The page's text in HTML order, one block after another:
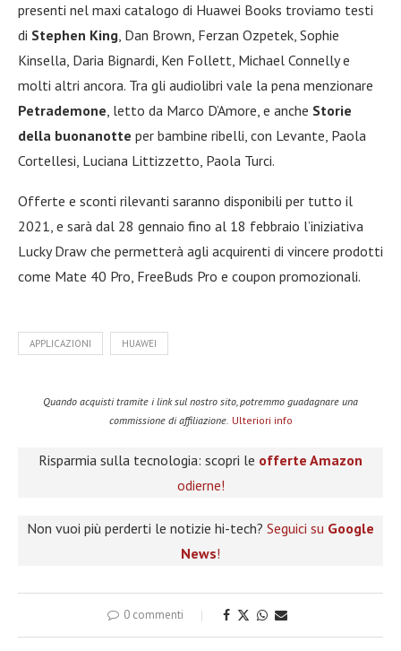
presenti nel maxi catalogo di Huawei Books troviamo testi
di Stephen King, Dan Brown, Ferzan Ozpetek, Sophie
Kinsella, Daria Bignardi, Ken Follett, Michael Connelly e
molti altri ancora. Tra gli audiolibri vale la pena menzionare
Petrademone, letto da Marco D’Amore, e anche Storie
della buonanotte per bambine ribelli, con Levante, Paola
Cortellesi, Luciana Littizzetto, Paola Turci.
Offerte e sconti rilevanti saranno disponibili per tutto il
2021, e sarà dal 28 gennaio fino al 18 febbraio l’iniziativa
Lucky Draw che permetterà agli acquirenti di vincere prodotti
come Mate 40 Pro, FreeBuds Pro e coupon promozionali.
APPLICAZIONI HUAWEI
Quando acquisti tramite i link sul nostro sito, potremmo guadagnare una
commissione di affiliazione. Ulteriori info
Risparmia sulla tecnologia: scopri le offerte Amazon
odierne!
Non vuoi più perderti le notizie hi-tech? Seguici su Google
News!
0 commenti